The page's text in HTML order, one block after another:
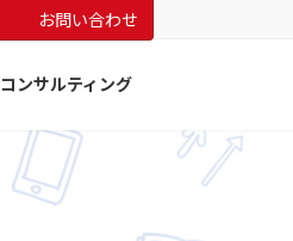
お問い合わせ
コンサルティング